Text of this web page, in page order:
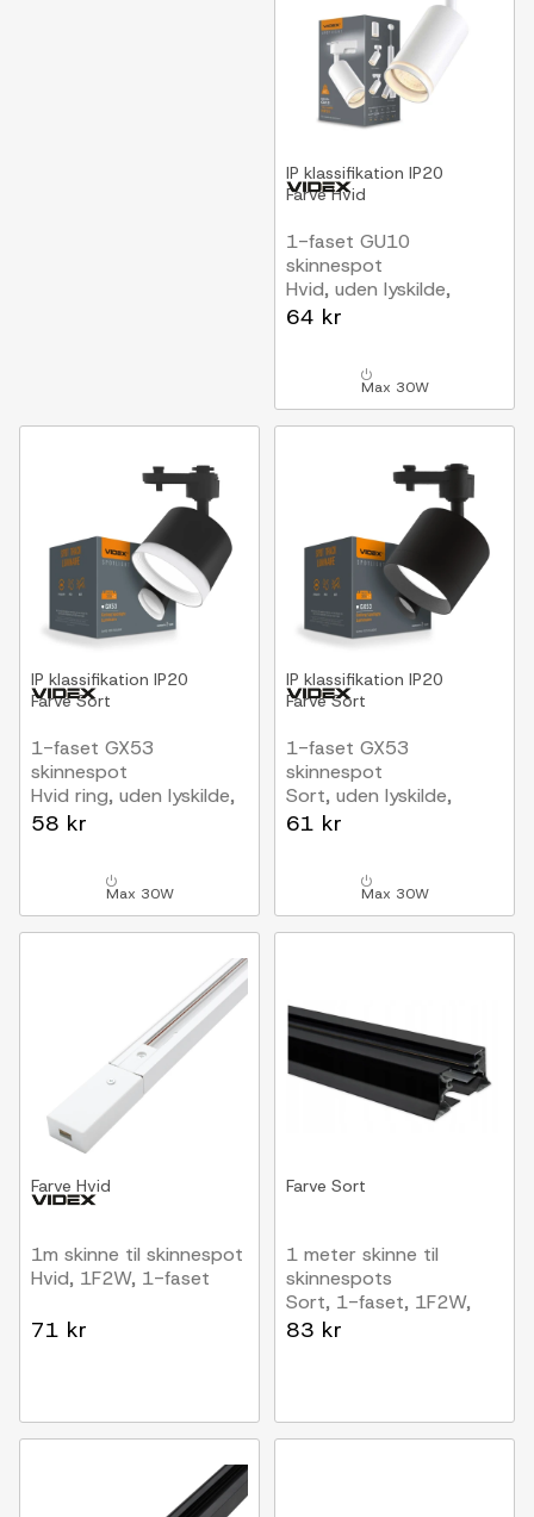
IP klassifikation IP20
FarveHvid
1-faset GU10
skinnespot
Hvid, uden lyskilde,
1F2W
64 kr
Max 30W
IP klassifikation IP20
FarveSort
1-faset GX53
skinnespot
Hvid ring, uden lyskilde,
1F2W, Sort
58 kr
Max 30W
IP klassifikation IP20
FarveSort
1-faset GX53
skinnespot
Sort, uden lyskilde,
1F2W
61 kr
Max 30W
Farve Hvid
1m skinne til skinnespot
Hvid, 1F2W, 1-faset
71 kr
Farve Sort
1 meter skinne til
skinnespots
Sort, 1-faset, 1F2W,
komplet med tilslutning
83 kr